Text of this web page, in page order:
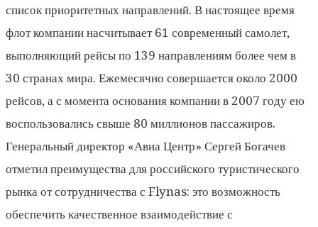
список приоритетных направлений. В настоящее время
флот компании насчитывает 61 современный самолет,
выполняющий рейсы по 139 направлениям более чем в
30 странах мира. Ежемесячно совершается около 2000
рейсов, а с момента основания компании в 2007 году ею
воспользовались свыше 80 миллионов пассажиров.
Генеральный директор «Авиа Центр» Сергей Богачев
отметил преимущества для российского туристического
рынка от сотрудничества с Flynas: это возможность
обеспечить качественное взаимодействие с